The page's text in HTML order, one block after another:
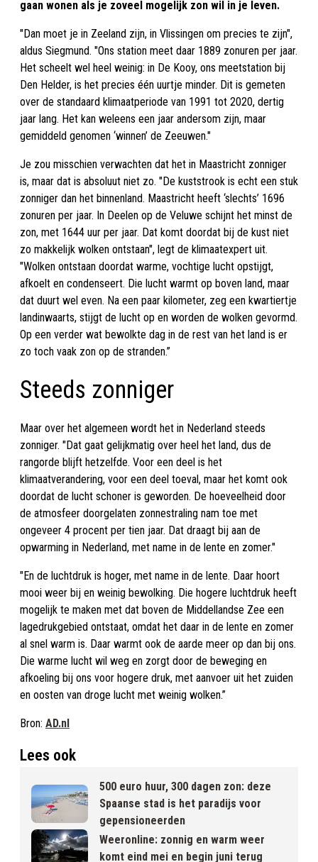
gaan wonen als je zoveel mogelijk zon wil in je leven.
"Dan moet je in Zeeland zijn, in Vlissingen om precies te zijn",
aldus Siegmund. "Ons station meet daar 1889 zonuren per jaar.
Het scheelt wel heel weinig: in De Kooy, ons meetstation bij
Den Helder, is het precies één uurtje minder. Dit is gemeten
over de standaard klimaatperiode van 1991 tot 2020, dertig
jaar lang. Het kan weleens een jaar andersom zijn, maar
gemiddeld genomen ‘winnen’ de Zeeuwen."
Je zou misschien verwachten dat het in Maastricht zonniger
is, maar dat is absoluut niet zo. "De kuststrook is echt een stuk
zonniger dan het binnenland. Maastricht heeft ‘slechts’ 1696
zonuren per jaar. In Deelen op de Veluwe schijnt het minst de
zon, met 1644 uur per jaar. Dat komt doordat bij de kust niet
zo makkelijk wolken ontstaan", legt de klimaatexpert uit.
"Wolken ontstaan doordat warme, vochtige lucht opstijgt,
afkoelt en condenseert. Die lucht warmt op boven land, maar
dat duurt wel even. Na een paar kilometer, zeg een kwartiertje
landinwaarts, stijgt de lucht op en worden de wolken gevormd.
Op een verder wat bewolkte dag in de rest van het land is er
zo toch vaak zon op de stranden.”
Steeds zonniger
Maar over het algemeen wordt het in Nederland steeds
zonniger. "Dat gaat gelijkmatig over heel het land, dus de
rangorde blijft hetzelfde. Voor een deel is het
klimaatverandering, voor een deel toeval, maar het komt ook
doordat de lucht schoner is geworden. De hoeveelheid door
de atmosfeer doorgelaten zonnestraling nam toe met
ongeveer 4 procent per tien jaar. Dat draagt bij aan de
opwarming in Nederland, met name in de lente en zomer."
"En de luchtdruk is hoger, met name in de lente. Daar hoort
mooi weer bij en weinig bewolking. Die hogere luchtdruk heeft
mogelijk te maken met dat boven de Middellandse Zee een
lagedrukgebied ontstaat, omdat het daar in de lente en zomer
al snel warm is. Daar warmt ook de aarde meer op dan bij ons.
Die warme lucht wil weg en zorgt door de beweging en
afkoeling bij ons voor hogere druk, met aanvoer uit het zuiden
en oosten van droge lucht met weinig wolken.”
Bron: AD.nl
Lees ook
500 euro huur, 300 dagen zon: deze
Spaanse stad is het paradijs voor
gepensioneerden
Weeronline: zonnig en warm weer
komt eind mei en begin juni terug